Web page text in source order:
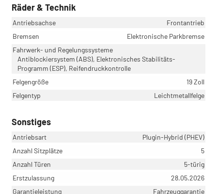
Räder & Technik
Antriebsachse
Frontantrieb
Bremsen
Elektronische Parkbremse
Fahrwerk- und Regelungssysteme
Antiblockiersystem (ABS), Elektronisches Stabilitäts-
Programm (ESP), Reifendruckkontrolle
Felgengröße
19 Zoll
Felgentyp
Leichtmetallfelge
Sonstiges
Antriebsart
Plugin-Hybrid (PHEV)
Anzahl Sitzplätze
5
Anzahl Türen
5-türig
Erstzulassung
28.05.2026
Garantieleistung
Fahrzeuggarantie